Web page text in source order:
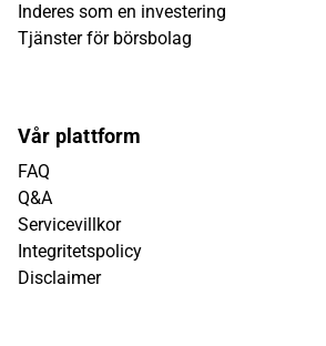
Inderes som en investering
Tjänster för börsbolag
Vår plattform
FAQ
Q&A
Servicevillkor
Integritetspolicy
Disclaimer